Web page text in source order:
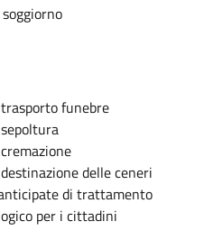
funebre
delle ceneri
di trattamento
per i cittadini